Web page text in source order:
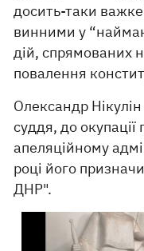
досить-таки
винними у
дій, спрямованих
повалення
Олександр
суддя, до
апеляційному
році його
ДНР".